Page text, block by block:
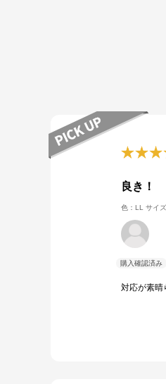
良き！
色：LL サイ
対応が素晴